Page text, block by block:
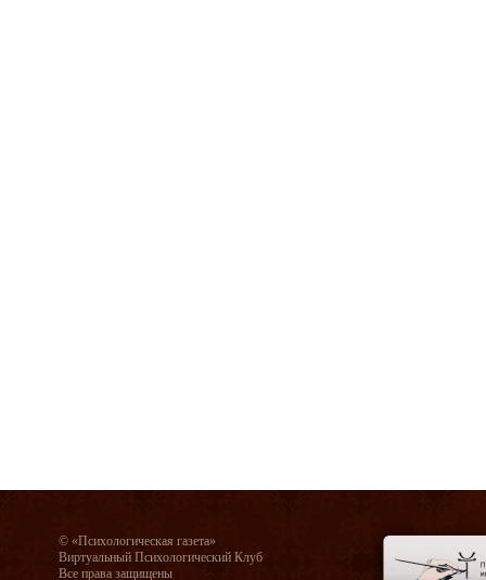
© «Психологическая газета»
Виртуальный Психологический Клуб
Все права защищены